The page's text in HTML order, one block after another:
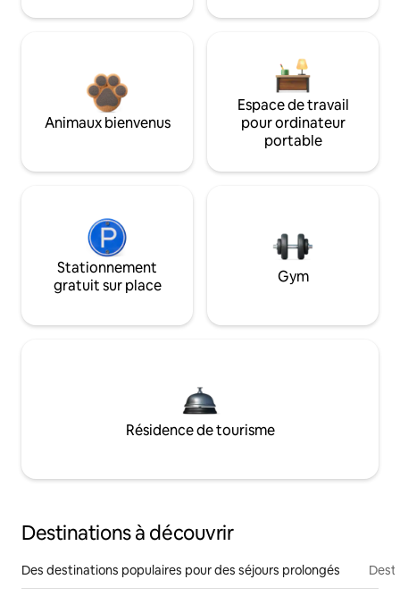
Animaux bienvenus
Espace de travail
pour ordinateur
portable
Stationnement
gratuit sur place
Gym
Résidence de tourisme
Destinations à découvrir
Des destinations populaires pour des séjours prolongés